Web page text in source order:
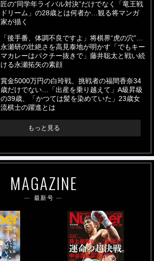
匠の“同学年ライバル対決”だけでなく「竜王戦
ドリーム」の28歳とは何者か…観る将マンガ
家が描く
「後手番、体調不良ですよ」将棋界“虎の穴”…
永瀬研の壮絶さを高見泰地が明かす「でもキー
マカレーはパクチー抜きで」藤井聡太と戦い続
ける永瀬拓矢の素顔
賞金5000万円の白玲戦、挑戦者の福間香奈34
歳だけでない…「出産を乗り越えて」A級昇級
の39歳、「かつては髪を染めていた」23歳女
流棋士の躍進とは
もっと見る
MAGAZINE
最新号